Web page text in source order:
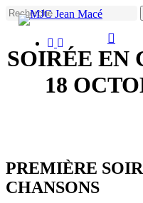
Skip
content
facebook
instagram
Search
SOIRÉE EN
18
PREMIÈRE
CHANSONS